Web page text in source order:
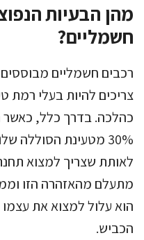
מהן הבעיות
חשמליים?
רכבים חשמליים
צריכים להיות בעלי רמת
30% מטעינת הסוללה
לאותת שצריך למצוא
מתעלם מהאזהרה הזו
הוא עלול למצוא את
הכביש.